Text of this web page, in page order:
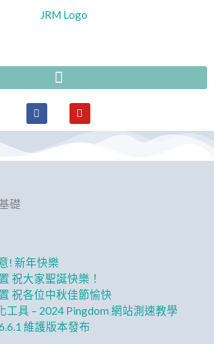
F
a
c
b
o
Y
o
u
b
礎
! 新年快樂
祝大家聖誕快樂！
祝各位中秋佳節愉快
工具 – 2024 Pingdom 網站測速教學
維護版本發布